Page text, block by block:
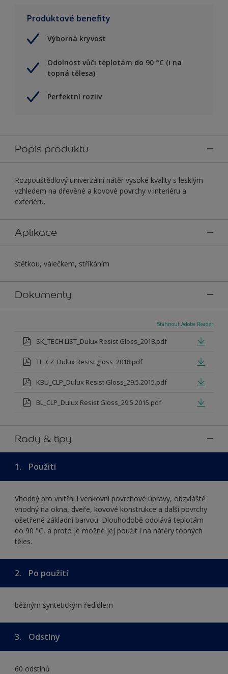
Produktové benefity
Výborná kryvost
Odolnost vůči teplotám do 90 °C (i na
topná tělesa)
Perfektní rozliv
Popis produktu
Rozpouštědlový univerzální nátěr vysoké kvality s lesklým
vzhledem na dřevěné a kovové povrchy v interiéru a
exteriéru.
Aplikace
štětkou, válečkem, stříkáním
Dokumenty
Stáhnout Adobe Reader
SK_TECH LIST_Dulux Resist Gloss_2018.pdf
TL_CZ_Dulux Resist gloss_2018.pdf
KBU_CLP_Dulux Resist Gloss_29.5.2015.pdf
BL_CLP_Dulux Resist Gloss_29.5.2015.pdf
Rady & tipy
1. Použití
Vhodný pro vnitřní i venkovní povrchové úpravy, obzvláště
vhodný na okna, dveře, kovové konstrukce a další povrchy
ošetřené základní barvou. Dlouhodobě odolává teplotám
do 90 °C, a proto je možné jej použít i na nátěry topných
těles.
2. Po použití
běžným syntetickým ředidlem
3. Odstíny
60 odstínů